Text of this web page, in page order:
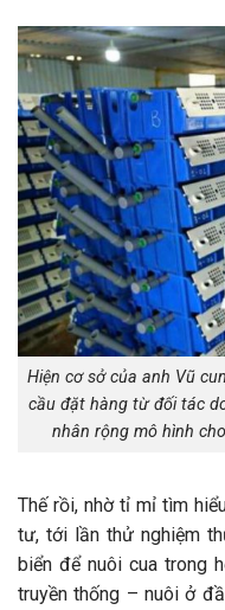
Hiện cơ sở của anh Vũ
cầu đặt hàng từ đối tác
nhân rộng mô hình
Thế rồi, nhờ tỉ mỉ tìm
tư, tới lần thử nghiệm
biển để nuôi cua trong
truyền thống – nuôi ở